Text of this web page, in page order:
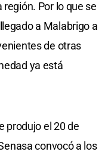
Por lo que se
a Malabrigo a
de otras
ya está
produjo el 20 de
convocó a los